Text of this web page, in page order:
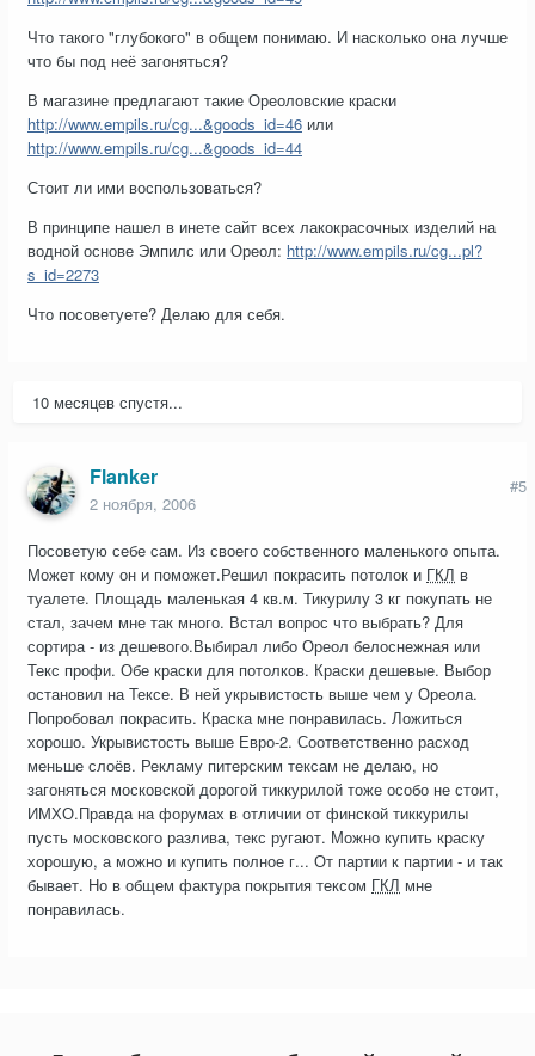
Что такого "глубокого" в общем понимаю. И насколько она лучше
что бы под неё загоняться?
В магазине предлагают такие Ореоловские краски
http://www.empils.ru/cg...&goods_id=46 или
http://www.empils.ru/cg...&goods_id=44
Стоит ли ими воспользоваться?
В принципе нашел в инете сайт всех лакокрасочных изделий на
водной основе Эмпилс или Ореол: http://www.empils.ru/cg...pl?
s_id=2273
Что посоветуете? Делаю для себя.
10 месяцев спустя...
Flanker
2 ноября, 2006
#5
Посоветую себе сам. Из своего собственного маленького опыта.
Может кому он и поможет.Решил покрасить потолок и ГКЛ в
туалете. Площадь маленькая 4 кв.м. Тикурилу 3 кг покупать не
стал, зачем мне так много. Встал вопрос что выбрать? Для
сортира - из дешевого.Выбирал либо Ореол белоснежная или
Текс профи. Обе краски для потолков. Краски дешевые. Выбор
остановил на Тексе. В ней укрывистость выше чем у Ореола.
Попробовал покрасить. Краска мне понравилась. Ложиться
хорошо. Укрывистость выше Евро-2. Соответственно расход
меньше слоёв. Рекламу питерским тексам не делаю, но
загоняться московской дорогой тиккурилой тоже особо не стоит,
ИМХО.Правда на форумах в отличии от финской тиккурилы
пусть московского разлива, текс ругают. Можно купить краску
хорошую, а можно и купить полное г... От партии к партии - и так
бывает. Но в общем фактура покрытия тексом ГКЛ мне
понравилась.